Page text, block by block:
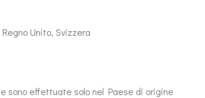
Unito, Svizzera
sono effettuate solo nel Paese di origine